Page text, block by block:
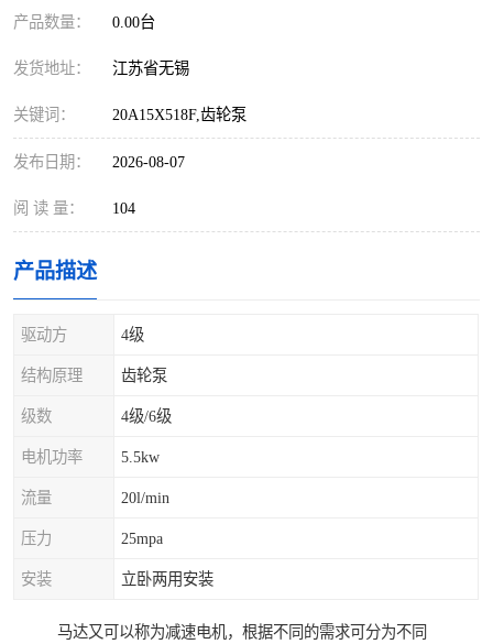
产品数量： 0.00台
发货地址： 江苏省无锡
关键词： 20A15X518F,齿轮泵
发布日期： 2026-08-07
阅 读 量： 104
产品描述
驱动方 4级
结构原理 齿轮泵
级数 4级/6级
电机功率 5.5kw
流量 20l/min
压力 25mpa
安装 立卧两用安装
马达又可以称为减速电机，根据不同的需求可分为不同